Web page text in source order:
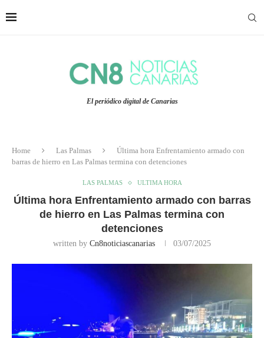
El periódico digital de Canarias
Home Las Palmas
Última hora Enfrentamiento armado con
barras de hierro en Las Palmas termina con detenciones
LAS PALMAS ULTIMA HORA
Última hora Enfrentamiento armado con barras
de hierro en Las Palmas termina con
detenciones
written by Cn8noticiascanarias 03/07/2025